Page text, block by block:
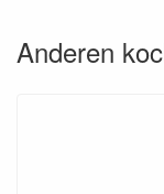
Anderen